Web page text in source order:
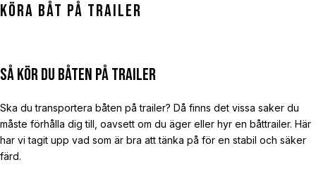
Köra båt på trailer
Så kör du båten på trailer
Ska du transportera båten på trailer? Då finns det vissa saker du
måste förhålla dig till, oavsett om du äger eller hyr en båttrailer. Här
har vi tagit upp vad som är bra att tänka på för en stabil och säker
färd.